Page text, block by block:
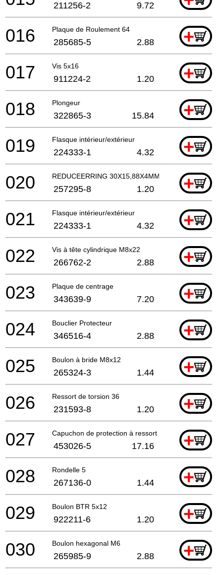
211256-2 9.72
Plaque de Roulement 64 +
016 285685-5 2.88
Vis 5x16 +
017 911224-2 1.20
Plongeur +
018 322865-3 15.84
Flasque intérieur/extérieur +
019 224333-1 4.32
REDUCEERRING 30X15,88X4MM +
020 257295-8 1.20
Flasque intérieur/extérieur +
021 224333-1 4.32
Vis à tête cylindrique M8x22 +
022 266762-2 2.88
Plaque de centrage +
023 343639-9 7.20
Bouclier Protecteur +
024 346516-4 2.88
Boulon à bride M8x12 +
025 265324-3 1.44
Ressort de torsion 36 +
026 231593-8 1.20
Capuchon de protection à ressort +
027 453026-5 17.16
Rondelle 5 +
028 267136-0 1.44
Boulon BTR 5x12 +
029 922211-6 1.20
Boulon hexagonal M6 +
030 265985-9 2.88